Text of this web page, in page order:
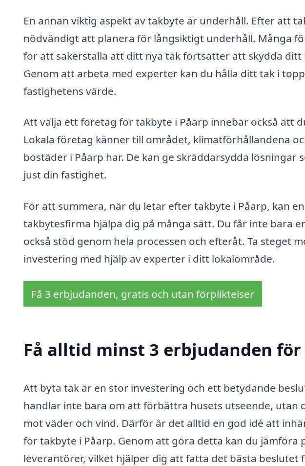
En annan viktig aspekt av takbyte är underhåll. Efter att
nödvändigt att planera för långsiktigt underhåll. Många
för att säkerställa att ditt nya tak fortsätter att skydda ditt
Genom att arbeta med experter kan du hålla ditt tak i
fastighetens värde.
Att välja ett företag för takbyte i Påarp innebär också att
Lokala företag känner till området, klimatförhållandena
bostäder i Påarp har. De kan ge skräddarsydda lösningar
just din fastighet.
För att summera, när du letar efter takbyte i Påarp, kan
takbytesfirma hjälpa dig på många sätt. Du får inte bara
också stöd genom hela processen och efteråt. Ta steget
investering med hjälp av experter i ditt lokalområde.
Få 3 erbjudanden, gratis och utan förpliktelser
Få alltid minst 3 erbjudanden
Att byta tak är en stor investering och ett betydande
handlar inte bara om att förbättra husets utseende, utan
mot väder och vind. Därför är det alltid en god idé att
för takbyte i Påarp. Genom att göra detta kan du jämföra
leverantörer, vilket hjälper dig att fatta det bästa beslutet